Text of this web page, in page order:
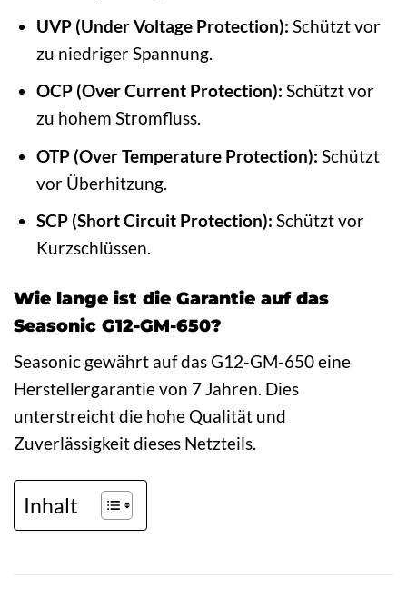
UVP (Under Voltage Protection): Schützt vor
zu niedriger Spannung.
OCP (Over Current Protection): Schützt vor
zu hohem Stromfluss.
OTP (Over Temperature Protection): Schützt
vor Überhitzung.
SCP (Short Circuit Protection): Schützt vor
Kurzschlüssen.
Wie lange ist die Garantie auf das
Seasonic G12-GM-650?
Seasonic gewährt auf das G12-GM-650 eine
Herstellergarantie von 7 Jahren. Dies
unterstreicht die hohe Qualität und
Zuverlässigkeit dieses Netzteils.
Inhalt